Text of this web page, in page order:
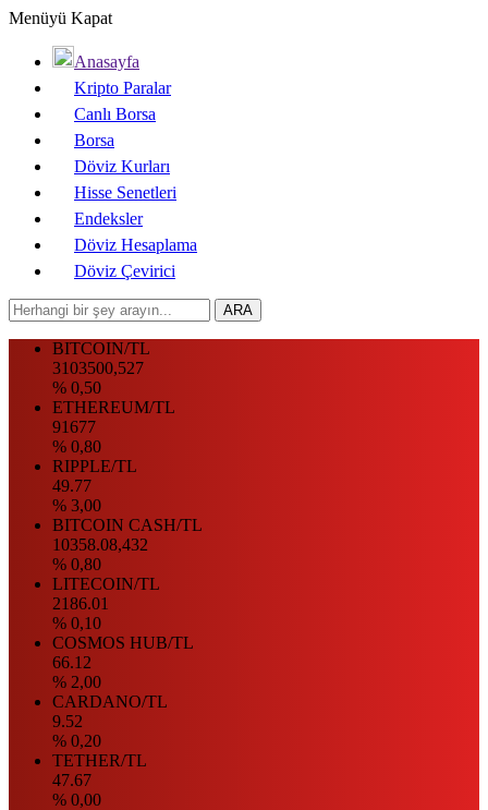
Menüyü Kapat
Anasayfa
Kripto Paralar
Canlı Borsa
Borsa
Döviz Kurları
Hisse Senetleri
Endeksler
Döviz Hesaplama
Döviz Çevirici
BITCOIN/TL
3103500,527
% 0,50
ETHEREUM/TL
91677
% 0,80
RIPPLE/TL
49.77
% 3,00
BITCOIN CASH/TL
10358.08,432
% 0,80
LITECOIN/TL
2186.01
% 0,10
COSMOS HUB/TL
66.12
% 2,00
CARDANO/TL
9.52
% 0,20
TETHER/TL
47.67
% 0,00